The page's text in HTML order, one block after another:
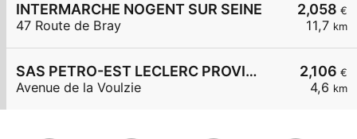
2,058 €
11,7 km
INTERMARCHE NOGENT SUR SEINE
47 Route de Bray
2,106 €
4,6 km
SAS PETRO-EST LECLERC PROVINS
Avenue de la Voulzie